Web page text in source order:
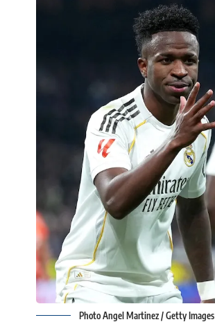
Photo Angel Martinez / Getty Images